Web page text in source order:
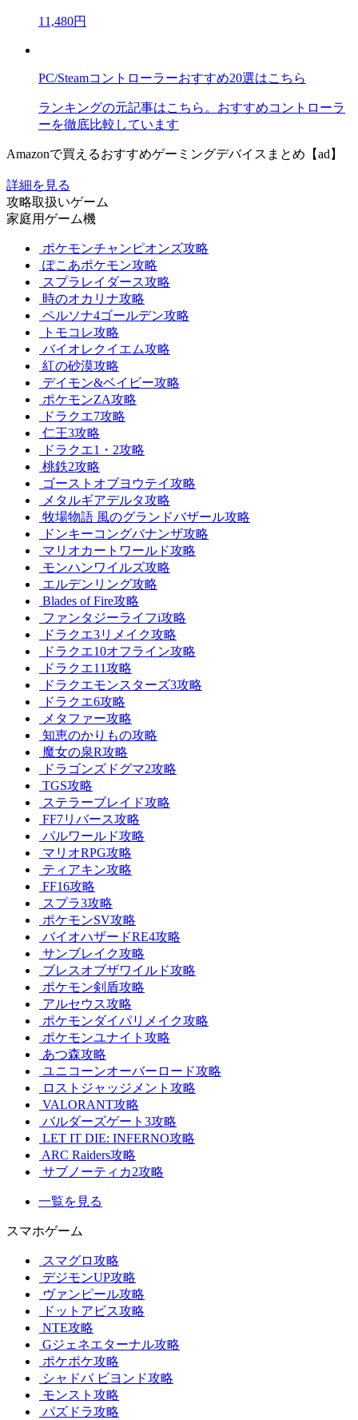
11,480円
PC/Steamコントローラーおすすめ20選はこちら
ランキングの元記事はこちら。おすすめコントローラ
ーを徹底比較しています
Amazonで買えるおすすめゲーミングデバイスまとめ【ad】
詳細を見る
攻略取扱いゲーム
家庭用ゲーム機
ポケモンチャンピオンズ攻略
ぽこあポケモン攻略
スプラレイダース攻略
時のオカリナ攻略
ペルソナ4ゴールデン攻略
トモコレ攻略
バイオレクイエム攻略
紅の砂漠攻略
デイモン&ベイビー攻略
ポケモンZA攻略
ドラクエ7攻略
仁王3攻略
ドラクエ1・2攻略
桃鉄2攻略
ゴーストオブヨウテイ攻略
メタルギアデルタ攻略
牧場物語 風のグランドバザール攻略
ドンキーコングバナンザ攻略
マリオカートワールド攻略
モンハンワイルズ攻略
エルデンリング攻略
Blades of Fire攻略
ファンタジーライフi攻略
ドラクエ3リメイク攻略
ドラクエ10オフライン攻略
ドラクエ11攻略
ドラクエモンスターズ3攻略
ドラクエ6攻略
メタファー攻略
知恵のかりもの攻略
魔女の泉R攻略
ドラゴンズドグマ2攻略
TGS攻略
ステラーブレイド攻略
FF7リバース攻略
パルワールド攻略
マリオRPG攻略
ティアキン攻略
FF16攻略
スプラ3攻略
ポケモンSV攻略
バイオハザードRE4攻略
サンブレイク攻略
ブレスオブザワイルド攻略
ポケモン剣盾攻略
アルセウス攻略
ポケモンダイパリメイク攻略
ポケモンユナイト攻略
あつ森攻略
ユニコーンオーバーロード攻略
ロストジャッジメント攻略
VALORANT攻略
バルダーズゲート3攻略
LET IT DIE: INFERNO攻略
ARC Raiders攻略
サブノーティカ2攻略
一覧を見る
スマホゲーム
スマグロ攻略
デジモンUP攻略
ヴァンピール攻略
ドットアビス攻略
NTE攻略
Gジェネエターナル攻略
ポケポケ攻略
シャドバ ビヨンド攻略
モンスト攻略
パズドラ攻略